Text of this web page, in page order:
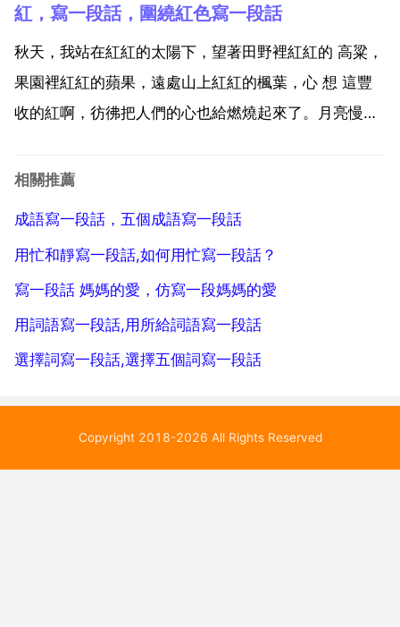
是它卻裝載了 人類靈魂中全部的美麗！沒有一張巨大的
網繩 能象一捲名著 把我們網在知識的精髓 沒有一...
紅，寫一段話，圍繞紅色寫一段話
秋天，我站在紅紅的太陽下，望著田野裡紅紅的 高粱，
果園裡紅紅的蘋果，遠處山上紅紅的楓葉，心 想 這豐
收的紅啊，彷彿把人們的心也給燃燒起來了。月亮慢慢
不一會兒，月亮公升高了，湖面漸漸清晰起來，晶瑩剔
相關推薦
成語寫一段話，五個成語寫一段話
用忙和靜寫一段話,如何用忙寫一段話？
寫一段話 媽媽的愛，仿寫一段媽媽的愛
用詞語寫一段話,用所給詞語寫一段話
選擇詞寫一段話,選擇五個詞寫一段話
Copyright 2018-2026 All Rights Reserved